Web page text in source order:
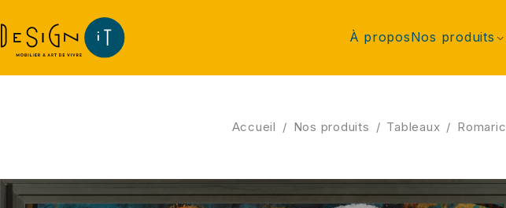
À proposNos produits
Accueil / Nos produits / Tableaux / Romaric